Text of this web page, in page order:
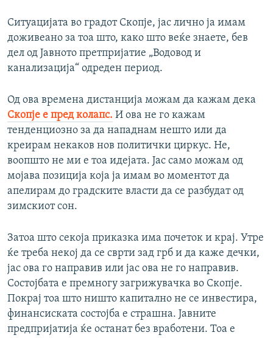
Ситуацијата во градот Скопје, јас лично ја имам
доживеано за тоа што, како што веќе знаете, бев
дел од Јавното претпријатие „Водовод и
канализација“ одреден период.
Од ова времена дистанција можам да кажам дека
Скопје е пред колапс. И ова не го кажам
тенденциозно за да нападнам нешто или да
креирам некаков нов политички циркус. Не,
воопшто не ми е тоа идејата. Јас само можам од
мојава позиција која ја имам во моментот да
апелирам до градските власти да се разбудат од
зимскиот сон.
Затоа што секоја приказка има почеток и крај. Утре
ќе треба некој да се сврти зад грб и да каже дечки,
јас ова го направив или јас ова не го направив.
Состојбата е премногу загрижувачка во Скопје.
Покрај тоа што ништо капитално не се инвестира,
финансиската состојба е страшна. Јавните
предпријатија ќе останат без вработени. Тоа е